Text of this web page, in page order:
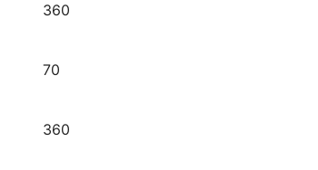
360
70
360